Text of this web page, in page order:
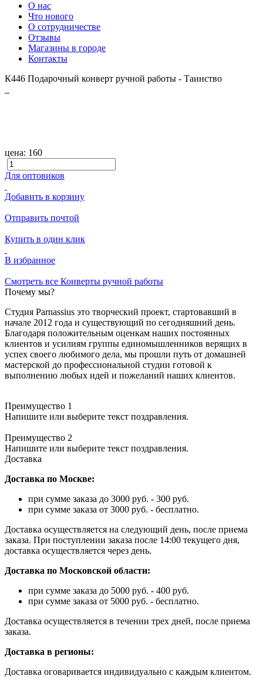
О нас
Что нового
О сотрудничестве
Отзывы
Магазины в городе
Контакты
К446 Подарочный конверт ручной работы - Таинство
цена: 160
Для оптовиков
Добавить в корзину
Отправить почтой
Купить в один клик
В избранное
Смотреть все Конверты ручной работы
Почему мы?
Студия Parnassius это творческий проект, стартовавший в
начале 2012 года и существующий по сегодняшний день.
Благодаря положительным оценкам наших постоянных
клиентов и усилиям группы единомышленников верящих в
успех своего любимого дела, мы прошли путь от домашней
мастерской до профессиональной студии готовой к
выполнению любых идей и пожеланий наших клиентов.
Преимущество 1
Напишите или выберите текст поздравления.
Преимущество 2
Напишите или выберите текст поздравления.
Доставка
Доставка по Москве:
при сумме заказа до 3000 руб. - 300 руб.
при сумме заказа от 3000 руб. - бесплатно.
Доставка осуществляется на следующий день, после приема
заказа. При поступлении заказа после 14:00 текущего дня,
доставка осуществляется через день.
Доставка по Московской области:
при сумме заказа до 5000 руб. - 400 руб.
при сумме заказа от 5000 руб. - бесплатно.
Доставка осуществляется в течении трех дней, после приема
заказа.
Доставка в регионы:
Доставка оговаривается индивидуально с каждым клиентом.